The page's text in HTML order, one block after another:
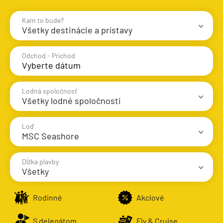
Kam to bude?
Všetky destinácie a prístavy
Destinácie
Stredomorie
Stredomorie a Portugalsko
Východné Stredomorie
Západné Stredomorie
Odchod - Príchod
Lodná spoločnosť
Všetky lodné spoločnosti
AIDA Cruises
Azamara Cruises
Carnival Cruise Line
Celebrity Cruises
Celestyal Cruises
Loď
MSC Seashore
AIDAbella
AIDAblu
Dĺžka plavby
Všetky
Rodinné Akciové
S delegátom Fly & Cruise